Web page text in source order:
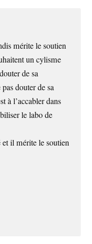
mérite le soutien
un cylisme
de sa
douter de sa
à l’accabler dans
le labo de
et il mérite le soutien